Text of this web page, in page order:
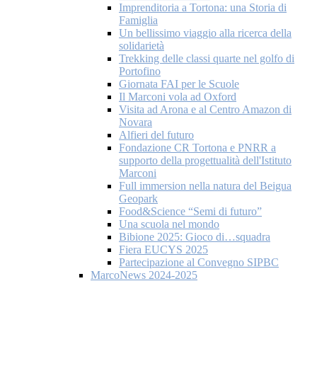
Imprenditoria a Tortona: una Storia di
Famiglia
Un bellissimo viaggio alla ricerca della
solidarietà
Trekking delle classi quarte nel golfo di
Portofino
Giornata FAI per le Scuole
Il Marconi vola ad Oxford
Visita ad Arona e al Centro Amazon di
Novara
Alfieri del futuro
Fondazione CR Tortona e PNRR a
supporto della progettualità dell'Istituto
Marconi
Full immersion nella natura del Beigua
Geopark
Food&Science “Semi di futuro”
Una scuola nel mondo
Bibione 2025: Gioco di…squadra
Fiera EUCYS 2025
Partecipazione al Convegno SIPBC
MarcoNews 2024-2025